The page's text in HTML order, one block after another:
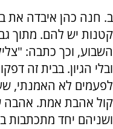
ב. חנה כהן איבדה את
קטנות יש להם. מתוך
השבוע, וכך כתבה:
ובלי הגיון. בבית זה
לפעמים לא האמנתי,
קול אהבת אמת. אהבה
ושניהם יחד מתכתבות